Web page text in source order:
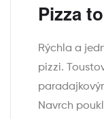
Pizza
Rýchla a
pizzi.
Navrch